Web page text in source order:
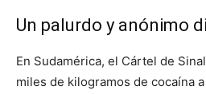
Un palurdo y anónimo
En Sudamérica, el Cártel de
miles de kilogramos de cocaína